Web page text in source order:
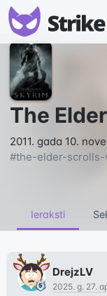
2011. gada 10.
#the-elder-scrolls-
Ieraksti
DrejzLV
2025. g. 27.